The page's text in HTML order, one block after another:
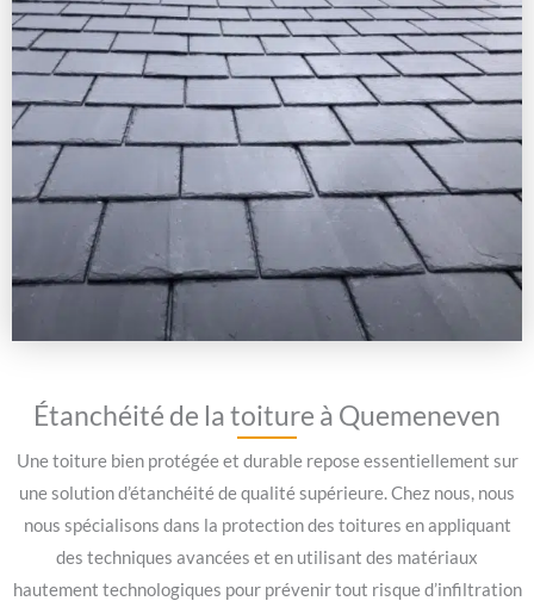
Étanchéité de la toiture à Quemeneven
Une toiture bien protégée et durable repose essentiellement sur
une solution d’étanchéité de qualité supérieure. Chez nous, nous
nous spécialisons dans la protection des toitures en appliquant
des techniques avancées et en utilisant des matériaux
hautement technologiques pour prévenir tout risque d’infiltration